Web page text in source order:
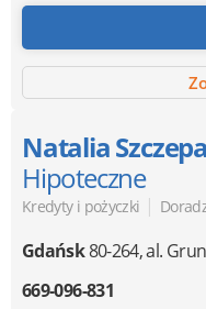
Natalia
Hipoteczne
Kredyty i pożyczki |
Gdańsk80-264,al.
669-096-831